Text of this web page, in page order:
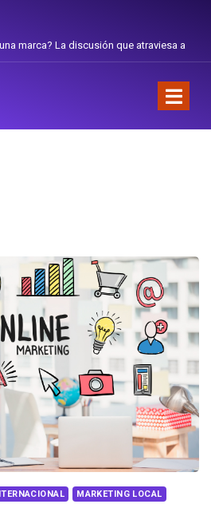
discusión que atraviesa a
Gabriela
MARKETING LOCAL